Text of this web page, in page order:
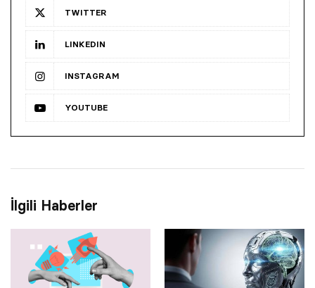
TWITTER
LINKEDIN
INSTAGRAM
YOUTUBE
İlgili Haberler